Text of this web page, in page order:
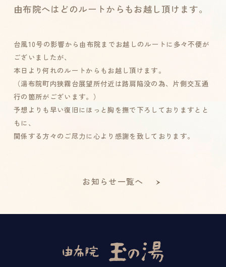
由布院へはどのルートからもお越し頂けます。
台風10号の影響から由布院までお越しのルートに多々不便が
ございましたが、
本日より何れのルートからもお越し頂けます。
（湯布院町内狭霧台展望所付近は路肩陥没の為、片側交互通
行の箇所がございます。）
予想よりも早い復旧にほっと胸を撫で下ろしておりますとと
もに、
関係する方々のご尽力に心より感謝を致しております。
お知らせ一覧へ